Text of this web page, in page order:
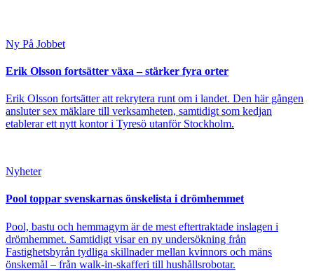
Ny På Jobbet
Erik Olsson fortsätter växa – stärker fyra orter
Erik Olsson fortsätter att rekrytera runt om i landet. Den här gången
ansluter sex mäklare till verksamheten, samtidigt som kedjan
etablerar ett nytt kontor i Tyresö utanför Stockholm.
Nyheter
Pool toppar svenskarnas önskelista i drömhemmet
Pool, bastu och hemmagym är de mest eftertraktade inslagen i
drömhemmet. Samtidigt visar en ny undersökning från
Fastighetsbyrån tydliga skillnader mellan kvinnors och mäns
önskemål – från walk-in-skafferi till hushållsrobotar.